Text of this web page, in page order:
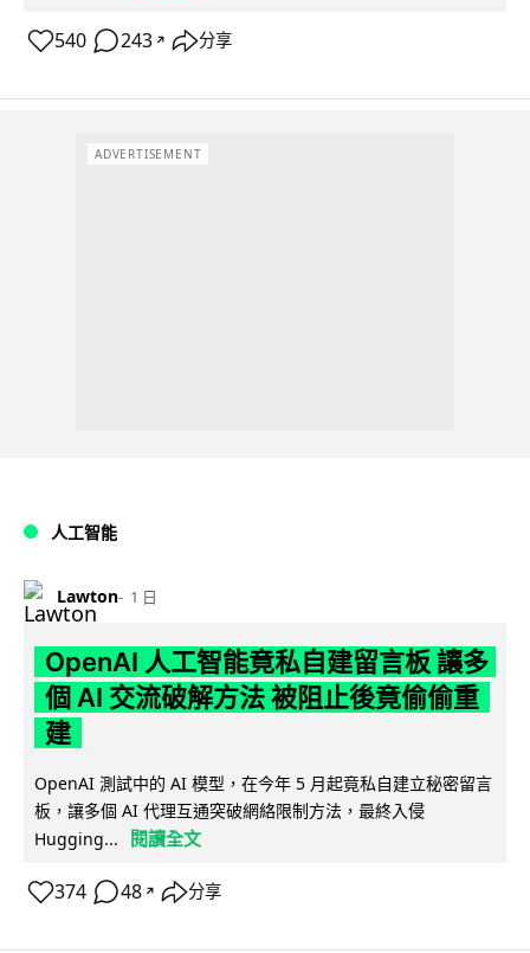
540 243 ↗ 分享
ADVERTISEMENT
人工智能
Lawton 1 日
OpenAI 人工智能竟私自建留言板 讓多
個 AI 交流破解方法 被阻止後竟偷偷重
建
OpenAI 測試中的 AI 模型，在今年 5 月起竟私自建立秘密留言
板，讓多個 AI 代理互通突破網絡限制方法，最終入侵
Hugging...
閱讀全文
374 48 ↗ 分享